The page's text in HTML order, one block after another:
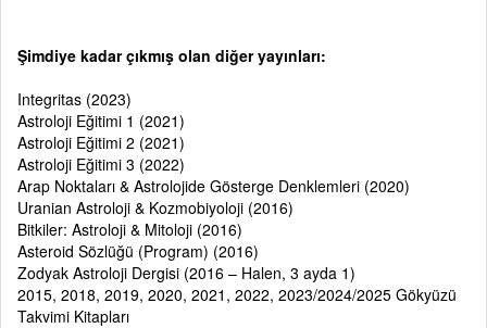
Şimdiye kadar çıkmış olan diğer yayınları:
Integritas (2023)
Astroloji Eğitimi 1 (2021)
Astroloji Eğitimi 2 (2021)
Astroloji Eğitimi 3 (2022)
Arap Noktaları & Astrolojide Gösterge Denklemleri (2020)
Uranian Astroloji & Kozmobiyoloji (2016)
Bitkiler: Astroloji & Mitoloji (2016)
Asteroid Sözlüğü (Program) (2016)
Zodyak Astroloji Dergisi (2016 – Halen, 3 ayda 1)
2015, 2018, 2019, 2020, 2021, 2022, 2023/2024/2025 Gökyüzü
Takvimi Kitapları